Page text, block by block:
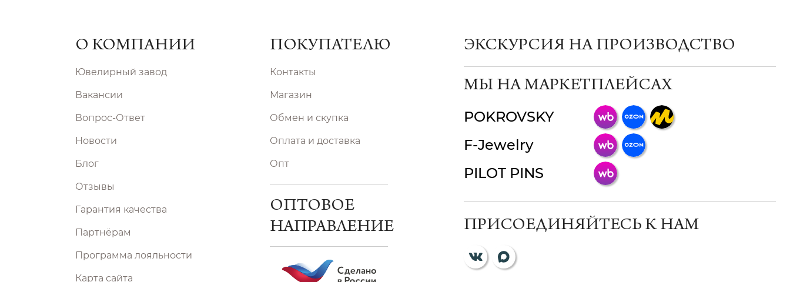
О КОМПАНИИ
Ювелирный завод
Вакансии
Вопрос-Ответ
Новости
Блог
Отзывы
Гарантия качества
Партнёрам
Программа лояльности
Карта сайта
ПОКУПАТЕЛЮ
Контакты
Магазин
Обмен и скупка
Оплата и доставка
Опт
ОПТОВОЕ
НАПРАВЛЕНИЕ
ЭКСКУРСИЯ НА ПРОИЗВОДСТВО
МЫ НА МАРКЕТПЛЕЙСАХ
POKROVSKY
F-Jewelry
PILOT PINS
ПРИСОЕДИНЯЙТЕСЬ К НАМ
ChatApp
мессенджер!